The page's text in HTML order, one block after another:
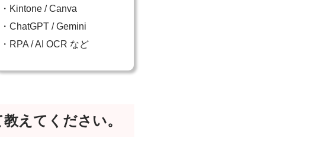
・Kintone / Canva
・ChatGPT / Gemini
・RPA / AI OCR など
えてください。